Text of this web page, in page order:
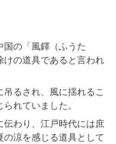
国の「風鐸（ふうた
けの道具であると言われ
るされ、風に揺れるこ
れていました。
伝わり、江戸時代には庶
の涼を感じる道具として